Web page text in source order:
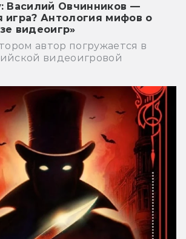
Василий Овчинников —
игра? Антология мифов о
видеоигр»
автор погружается в
видеоигровой